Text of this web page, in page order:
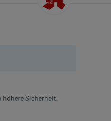
Sicherheit.